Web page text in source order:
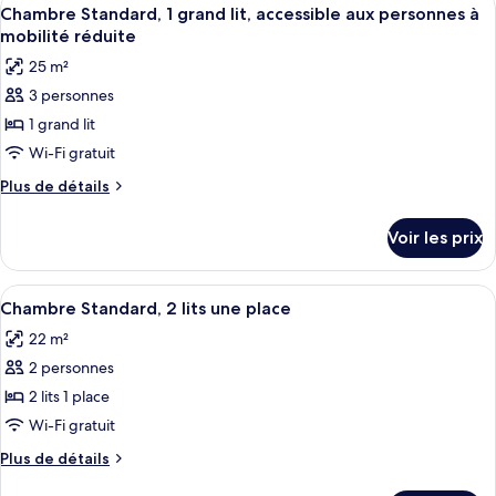
chambre
de
chambre
chambre
toutes
les
photos
pour
ce
type
de
Standard,
grand
lit,
accessible
aux
personnes
à
mobilité
3
Chambre Standard, 1 grand lit, accessible aux personnes à
mobilité réduite
25 m²
3 personnes
1 grand lit
Wi-Fi gratuit
Plus de détails
Plus
le
type
de
Chambre
Standard,
grand
lit,
aux
Voir les prix
Afficher
toutes
les
photos
pour
ce
type
de
Une chambre d’hôtel avec deux
6
Chambre Standard, 2 lits une place
22 m²
2 personnes
2 lits 1 place
Wi-Fi gratuit
Plus de détails
Plus